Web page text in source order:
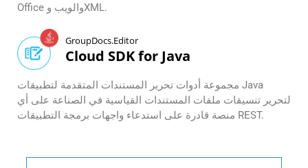
Office والويب وXML.
GroupDocs.Editor
Cloud SDK for Java
مجموعة أدوات تحرير المستندات المتقدمة لتطبيقات Java
لتحرير تنسيقات ملفات المستندات القياسية في الصناعة على أي
منصة قادرة على استدعاء واجهات برمجة التطبيقات REST.